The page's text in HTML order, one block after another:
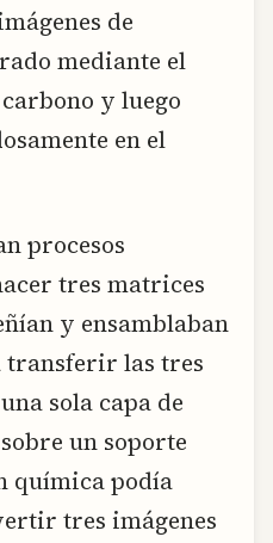
de
mediante el
y luego
en el
procesos
tres matrices
y ensamblaban
transferir las tres
sola capa de
un soporte
química podía
tres imágenes